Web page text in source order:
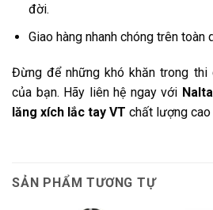
đời.
Giao hàng nhanh chóng trên toàn
Đừng để những khó khăn trong thi
của bạn. Hãy liên hệ ngay với
lăng xích lắc tay VT chất lượng cao
SẢN PHẨM TƯƠNG TỰ